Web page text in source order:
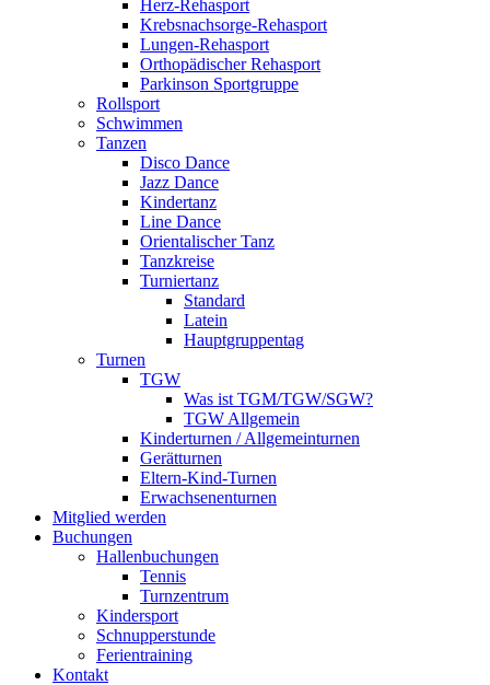
Herz-Rehasport
Krebsnachsorge-Rehasport
Lungen-Rehasport
Orthopädischer Rehasport
Parkinson Sportgruppe
Rollsport
Schwimmen
Tanzen
Disco Dance
Jazz Dance
Kindertanz
Line Dance
Orientalischer Tanz
Tanzkreise
Turniertanz
Standard
Latein
Hauptgruppentag
Turnen
TGW
Was ist TGM/TGW/SGW?
TGW Allgemein
Kinderturnen / Allgemeinturnen
Gerätturnen
Eltern-Kind-Turnen
Erwachsenenturnen
Mitglied werden
Buchungen
Hallenbuchungen
Tennis
Turnzentrum
Kindersport
Schnupperstunde
Ferientraining
Kontakt